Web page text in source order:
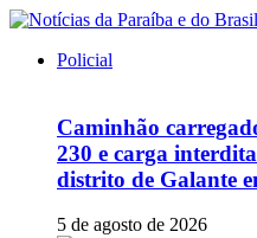
Policial
Caminhão
230 e carga
distrito de Galante
5 de agosto de 2026